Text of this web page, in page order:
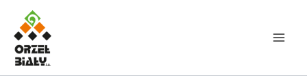
Przejdź
treści